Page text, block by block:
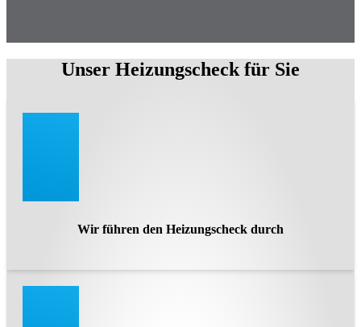
Unser Heizungscheck für Sie
Wir führen den Heizungscheck durch